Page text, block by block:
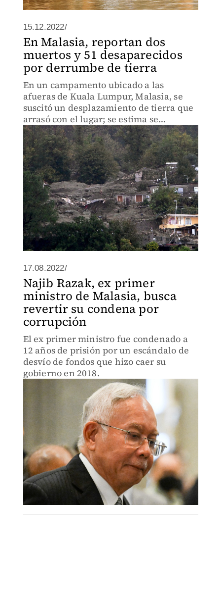
15.12.2022/
En Malasia, reportan dos
muertos y 51 desaparecidos
por derrumbe de tierra
En un campamento ubicado a las
afueras de Kuala Lumpur, Malasia, se
suscitó un desplazamiento de tierra que
arrasó con el lugar; se estima se
encontraban 79 personas en el sitio.
17.08.2022/
Najib Razak, ex primer
ministro de Malasia, busca
revertir su condena por
corrupción
El ex primer ministro fue condenado a
12 años de prisión por un escándalo de
desvío de fondos que hizo caer su
gobierno en 2018.